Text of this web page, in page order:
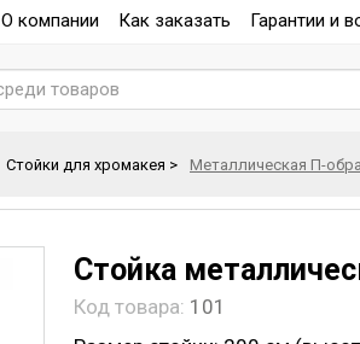
О компании Как заказать Гарантии и
Стойки для хромакея > Металлическая П-
Стойка
Код товара: 101